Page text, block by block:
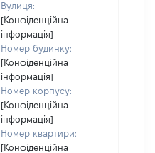
Вулиця:
[Конфіденційна
інформація]
Номер будинку:
[Конфіденційна
інформація]
Номер корпусу:
[Конфіденційна
інформація]
Номер квартири:
[Конфіденційна